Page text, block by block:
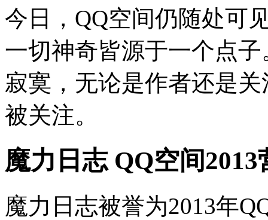
今日，QQ空间仍随处可
一切神奇皆源于一个点
寂寞，无论是作者还是
被关注。
魔力日志 QQ空间2013
魔力日志被誉为2013年